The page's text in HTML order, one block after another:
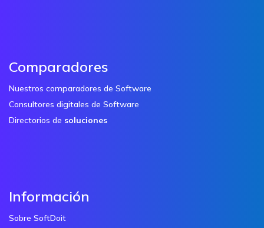
Comparadores
Nuestros comparadores de Software
Consultores digitales de Software
Directorios de soluciones
Información
Sobre SoftDoit